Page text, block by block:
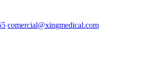
comercial@xingmedical.com